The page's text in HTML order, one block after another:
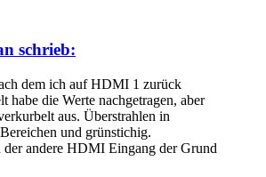
schrieb:
dem ich auf HDMI 1 zurück
habe die Werte nachgetragen, aber
aus. Überstrahlen in
und grünstichig.
der andere HDMI Eingang der Grund